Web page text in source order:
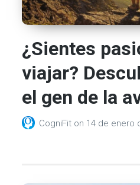
¿Sientes
viajar?
el gen de la
CogniFit on 14 de enero